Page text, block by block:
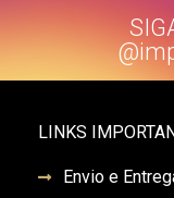
LINKS
Envio e